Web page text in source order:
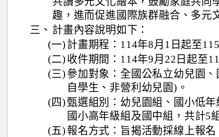
趣，進而促進國際族群融合、多元
三、 計畫內容說明如下：
(一) 計畫期程：114年8月1日起至
(二) 收件期間：114年9月22日起至
(三) 參加對象：全國公私立幼兒園
自學生、非營利幼兒園)。
(四) 甄選組別：幼兒園組、國小低
國小高年級組及國中組，共計5
(五) 報名方式：旨揭活動採線上報